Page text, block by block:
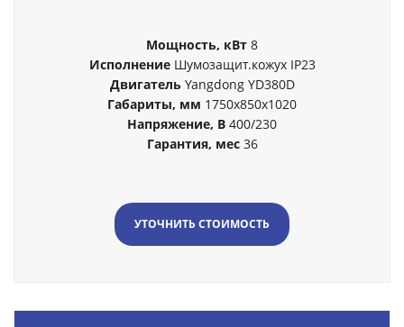
Мощность, кВт 8
ИсполнениеШумозащит.кожух IP23
Двигатель Yangdong YD380D
Габариты, мм 1750х850х1020
Напряжение, В 400/230
Гарантия, мес 36
УТОЧНИТЬ СТОИМОСТЬ